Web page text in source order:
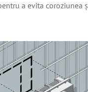
a evita coroziunea